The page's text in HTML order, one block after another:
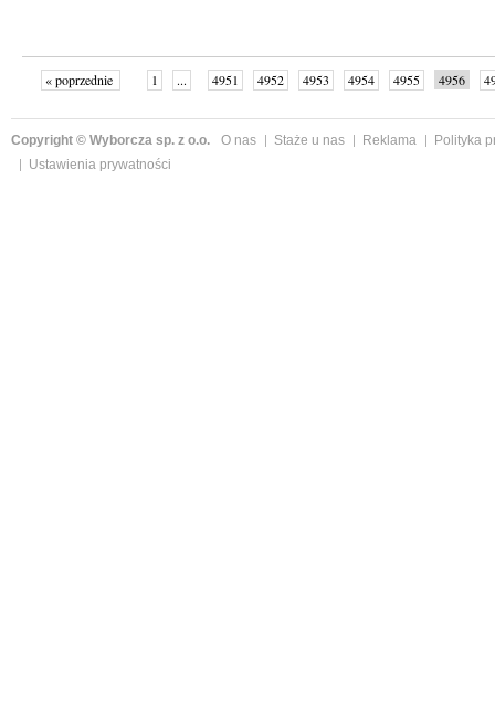
« poprzednie 1 ... 4951 4952 4953 4954 4955 4956
Copyright © Wyborcza sp. z o.o. O nas Staże u nas Reklama
Polityka
Ustawienia prywatności